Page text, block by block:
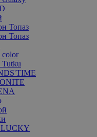
Топаз
Топаз
LUCKY